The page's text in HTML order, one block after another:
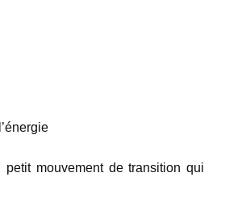
mouvement de transition qui